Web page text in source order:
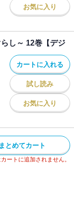
お気に入り
し～ 12巻【デジ
カートに入れる
試し読み
お気に入り
まとめてカート
ートに追加されません。